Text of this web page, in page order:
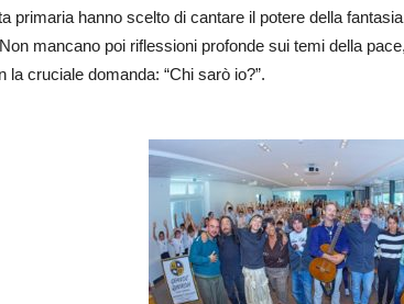
primaria hanno scelto di cantare il potere della
mancano poi riflessioni profonde sui temi della
la cruciale domanda: “Chi sarò io?”.